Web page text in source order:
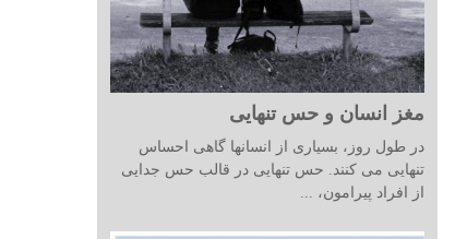
مغز انسان و حس تنهایی
در طول روز، بسیاری از انسانها گاهی احساس
تنهایی می کنند. حس تنهایی در قالب حس جدایی
از افراد پیرامون، ...